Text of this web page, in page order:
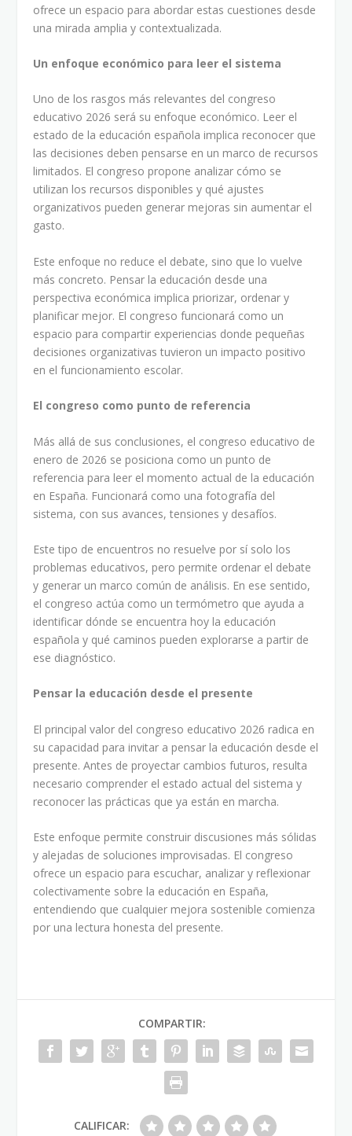
ofrece un espacio para abordar estas cuestiones desde
una mirada amplia y contextualizada.
Un enfoque económico para leer el sistema
Uno de los rasgos más relevantes del congreso
educativo 2026 será su enfoque económico. Leer el
estado de la educación española implica reconocer que
las decisiones deben pensarse en un marco de recursos
limitados. El congreso propone analizar cómo se
utilizan los recursos disponibles y qué ajustes
organizativos pueden generar mejoras sin aumentar el
gasto.
Este enfoque no reduce el debate, sino que lo vuelve
más concreto. Pensar la educación desde una
perspectiva económica implica priorizar, ordenar y
planificar mejor. El congreso funcionará como un
espacio para compartir experiencias donde pequeñas
decisiones organizativas tuvieron un impacto positivo
en el funcionamiento escolar.
El congreso como punto de referencia
Más allá de sus conclusiones, el congreso educativo de
enero de 2026 se posiciona como un punto de
referencia para leer el momento actual de la educación
en España. Funcionará como una fotografía del
sistema, con sus avances, tensiones y desafíos.
Este tipo de encuentros no resuelve por sí solo los
problemas educativos, pero permite ordenar el debate
y generar un marco común de análisis. En ese sentido,
el congreso actúa como un termómetro que ayuda a
identificar dónde se encuentra hoy la educación
española y qué caminos pueden explorarse a partir de
ese diagnóstico.
Pensar la educación desde el presente
El principal valor del congreso educativo 2026 radica en
su capacidad para invitar a pensar la educación desde el
presente. Antes de proyectar cambios futuros, resulta
necesario comprender el estado actual del sistema y
reconocer las prácticas que ya están en marcha.
Este enfoque permite construir discusiones más sólidas
y alejadas de soluciones improvisadas. El congreso
ofrece un espacio para escuchar, analizar y reflexionar
colectivamente sobre la educación en España,
entendiendo que cualquier mejora sostenible comienza
por una lectura honesta del presente.
COMPARTIR:
CALIFICAR: